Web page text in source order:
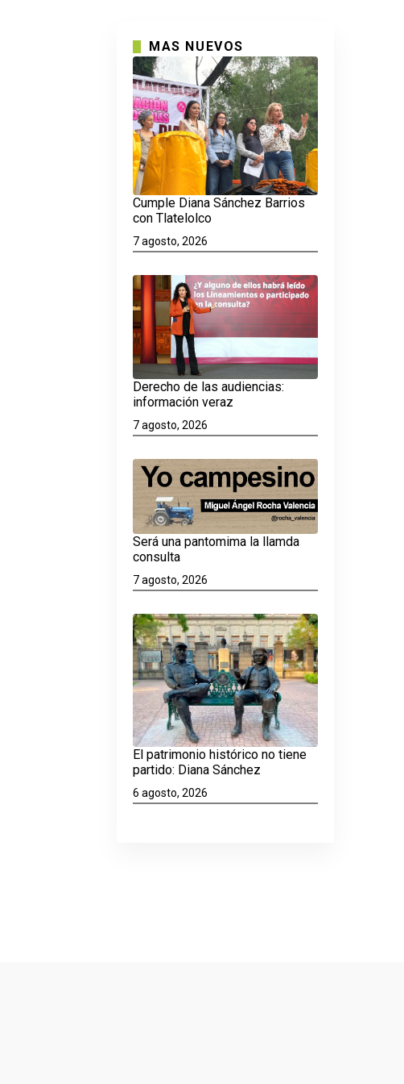
MAS NUEVOS
Cumple Diana Sánchez Barrios
con Tlatelolco
7 agosto, 2026
Derecho de las audiencias:
información veraz
7 agosto, 2026
Será una pantomima la llamda
consulta
7 agosto, 2026
El patrimonio histórico no tiene
partido: Diana Sánchez
6 agosto, 2026